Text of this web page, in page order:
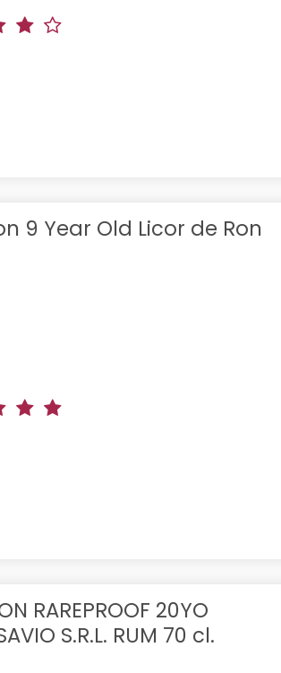
9 Year Old Licor de Ron
RAREPROOF 20YO
S.R.L. RUM 70 cl.